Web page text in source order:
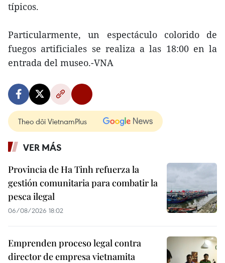
típicos.
Particularmente, un espectáculo colorido de
fuegos artificiales se realiza a las 18:00 en la
entrada del museo.-VNA
Theo dõi VietnamPlus
VER MÁS
Provincia de Ha Tinh refuerza la
gestión comunitaria para combatir la
pesca ilegal
06/08/2026 18:02
Emprenden proceso legal contra
director de empresa vietnamita